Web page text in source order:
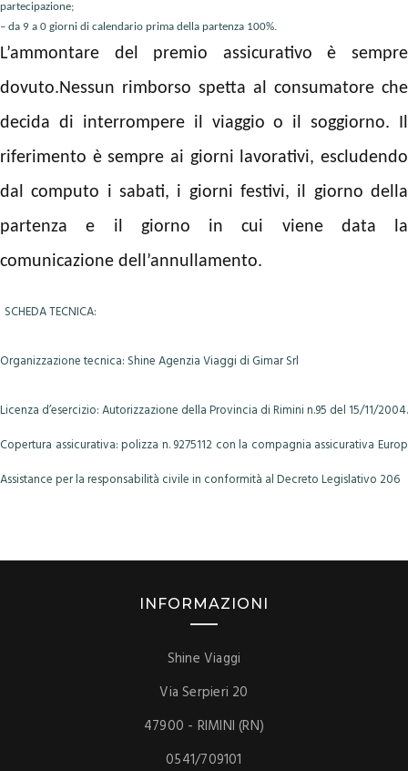
partecipazione;
– da 9 a 0 giorni di calendario prima della partenza 100%.
L’ammontare del premio assicurativo è sempre
dovuto.Nessun rimborso spetta al consumatore che
decida di interrompere il viaggio o il soggiorno. Il
riferimento è sempre ai giorni lavorativi, escludendo
dal computo i sabati, i giorni festivi, il giorno della
partenza e il giorno in cui viene data la
comunicazione dell’annullamento.
SCHEDA TECNICA:
Organizzazione tecnica: Shine Agenzia Viaggi di Gimar Srl
Licenza d’esercizio: Autorizzazione della Provincia di Rimini n.95 del 15/11/2004.
Copertura assicurativa: polizza n. 9275112 con la compagnia assicurativa Europ
Assistance per la responsabilità civile in conformità al Decreto Legislativo 206
INFORMAZIONI
Shine Viaggi
Via Serpieri 20
47900 - RIMINI (RN)
0541/709101